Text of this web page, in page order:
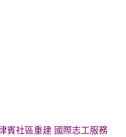
賓社區重建 國際志工服務